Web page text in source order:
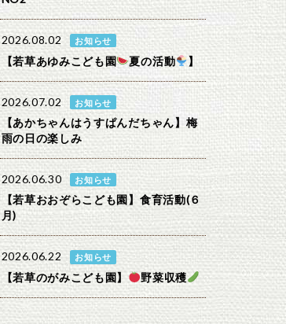
2026.08.02 お知らせ
【若草あゆみこども園 夏の活動 】
2026.07.02 お知らせ
【あかちゃんはうすぱんだちゃん】梅
雨の日の楽しみ
2026.06.30 お知らせ
【若草おおぞらこども園】食育活動(６
月)
2026.06.22 お知らせ
【若草のがみこども園】 野菜収穫